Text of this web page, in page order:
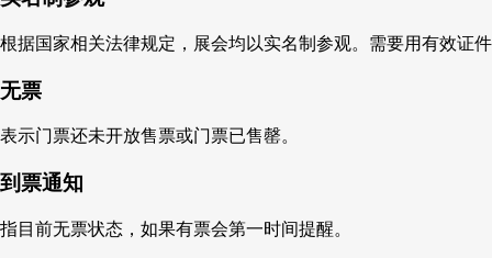
根据国家相关法律规定，展会均以实名制参观。需要用有效证
无票
表示门票还未开放售票或门票已售罄。
到票通知
指目前无票状态，如果有票会第一时间提醒。